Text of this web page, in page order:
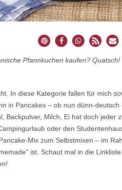
Pfannkuchen kaufen?
In diese Kategorie fallen für mich
in Pancakes – ob nun dünn-deutsch
Backpulver, Milch, Ei hat doch jeder
oder den
Mix zum Selbstmixen – im
ist. Schaut mal in die